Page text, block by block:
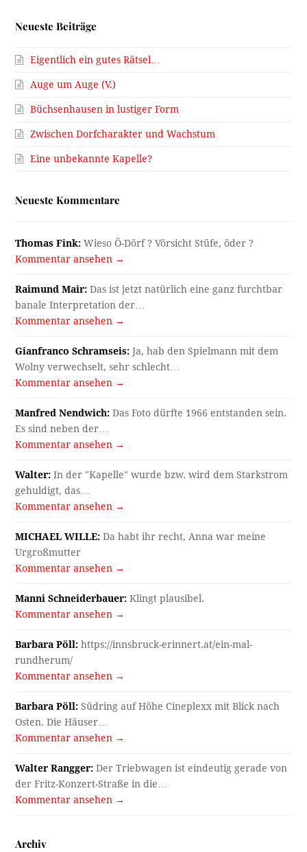
Neueste Beiträge
Eigentlich ein gutes Rätsel…
Auge um Auge (V.)
Büchsenhausen in lustiger Form
Zwischen Dorfcharakter und Wachstum
Eine unbekannte Kapelle?
Neueste Kommentare
Thomas Fink: Wieso Ö-Dörf ? Vörsicht Stüfe, öder ?
Kommentar ansehen →
Raimund Mair: Das ist jetzt natürlich eine ganz furchtbar
banale Interpretation der…
Kommentar ansehen →
Gianfranco Schramseis: Ja, hab den Spielmann mit dem
Wolny verwechselt, sehr schlecht…
Kommentar ansehen →
Manfred Nendwich: Das Foto dürfte 1966 entstanden sein.
Es sind neben der…
Kommentar ansehen →
Walter: In der "Kapelle" wurde bzw. wird dem Starkstrom
gehuldigt, das…
Kommentar ansehen →
MICHAEL WILLE: Da habt ihr recht, Anna war meine
Urgroßmutter
Kommentar ansehen →
Manni Schneiderbauer: Klingt plausibel.
Kommentar ansehen →
Barbara Pöll: https://innsbruck-erinnert.at/ein-mal-
rundherum/
Kommentar ansehen →
Barbara Pöll: Südring auf Höhe Cineplexx mit Blick nach
Osten. Die Häuser…
Kommentar ansehen →
Walter Rangger: Der Triebwagen ist eindeutig gerade von
der Fritz-Konzert-Straße in die…
Kommentar ansehen →
Archiv